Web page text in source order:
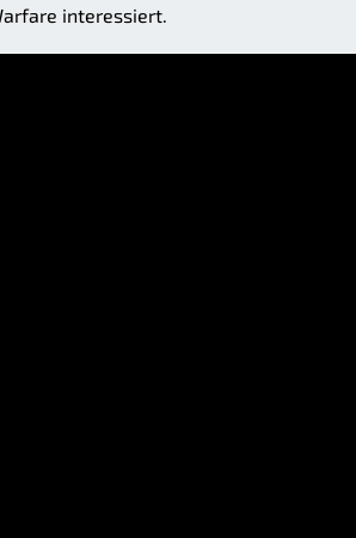
interessiert.